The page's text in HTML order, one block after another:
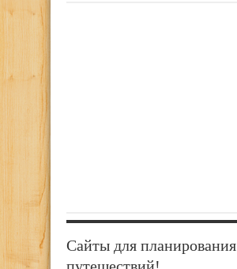
Сайты для планирования